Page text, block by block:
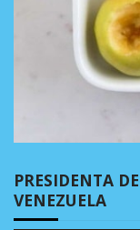
PRESIDENTA
VENEZUELA